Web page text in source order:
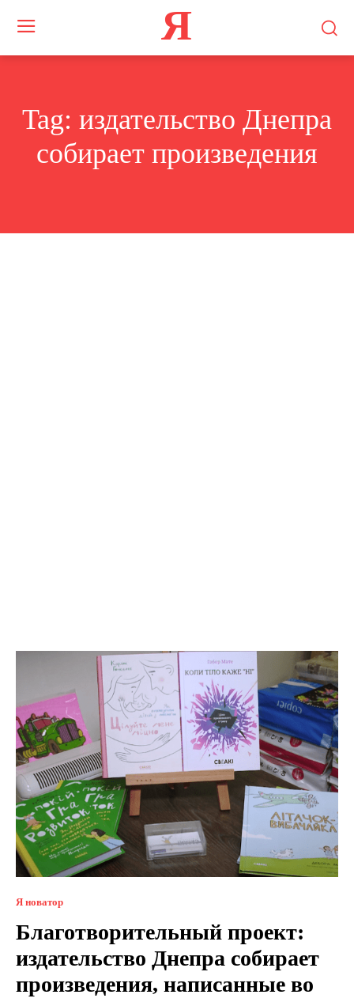
Я
Tag: издательство Днепра
собирает произведения
Я новатор
Благотворительный проект:
издательство Днепра собирает
произведения, написанные во